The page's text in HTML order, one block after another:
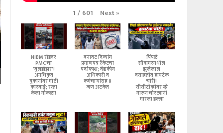
1 / 601 Next»
NIBM रोडवर
PMC चा
'बुलडोझर'!
अनधिकृत
दुकानांवर मोठी
कारवाई; रस्ता
केला मोकळा!
बनावट दिव्यांग
प्रमाणपत्र रॅकेटचा
पर्दाफाश; वैद्यकीय
अधिकारी व
कर्मचाऱ्यांसह 8
जण अटकेत
पिंपळे
सौदागरमधील
झुलेलाल
वसाहतीत हायटेक
चोरी!
सीसीटीव्हीवर स्प्रे
मारून चोरट्यांनी
मारला डल्ला